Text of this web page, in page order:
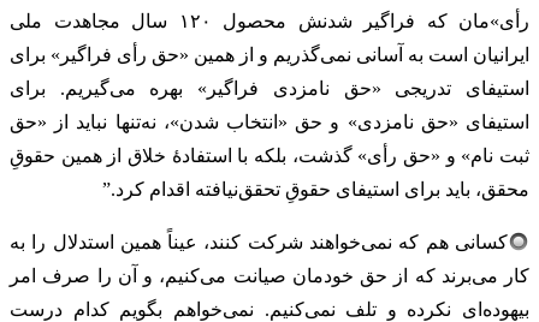
رأی‌»مان که فراگیر شدنش محصول ۱۲۰ سال مجاهدت ملی
ایرانیان است به آسانی نمی‌گذریم و از همین «حق رأی فراگیر» برای
استیفای تدریجی «حق نامزدی فراگیر» بهره می‌گیریم. برای
استیفای «حق نامزدی» و حق «انتخاب شدن»، نه‌تنها نباید از «حق
ثبت نام» و «حق رأی» گذشت، بلکه با استفادهٔ خلاق از همین حقوقِ
محقق، باید برای استیفای حقوقِ تحقق‌نیافته اقدام کرد.”
کسانی هم که نمی‌خواهند شرکت کنند، عیناً همین استدلال را به
کار می‌برند که از حق خودمان صیانت می‌کنیم، و آن را صرف امر
بیهوده‌ای نکرده و تلف نمی‌کنیم. نمی‌خواهم بگویم کدام درست